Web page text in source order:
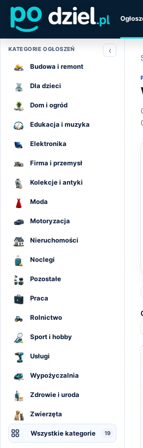
KATEGORIE OGŁOSZEŃ ‹
Budowa i remont
Dla dzieci
Dom i ogród
Edukacja i muzyka
Elektronika
Firma i przemysł
Kolekcje i antyki
Moda
Motoryzacja
Nieruchomości
Noclegi
Pozostałe
Praca
Rolnictwo
Sport i hobby
Usługi
Wypożyczalnia
Zdrowie i uroda
Zwierzęta
Wszystkie kategorie 19